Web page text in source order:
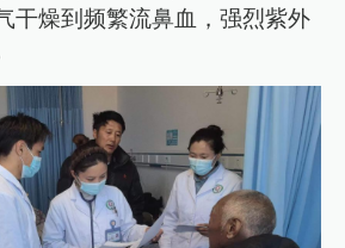
干燥到频繁流鼻血，强烈紫外